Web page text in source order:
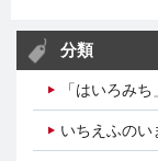
分類
「はいろみ
いちえふのい